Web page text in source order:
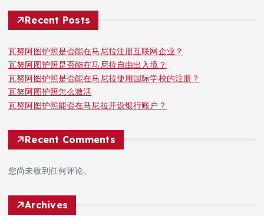
Recent Posts
瓦努阿图护照是否能在马尼拉注册互联网企业？
瓦努阿图护照是否能在马尼拉自由出入境？
瓦努阿图护照是否能在马尼拉使用国际学校的注册？
瓦努阿图护照怎么激活
瓦努阿图护照能否在马尼拉开设银行账户？
Recent Comments
您尚未收到任何评论。
Archives